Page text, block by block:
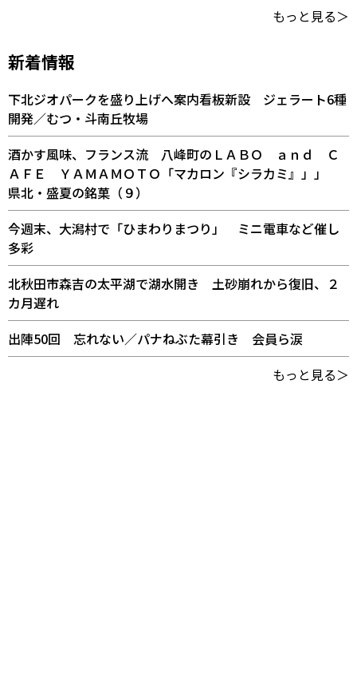
もっと見る＞
新着情報
下北ジオパークを盛り上げへ案内看板新設 ジェラート6種
開発／むつ・斗南丘牧場
酒かす風味、フランス流 八峰町のＬＡＢＯ ａｎｄ Ｃ
ＡＦＥ ＹＡＭＡＭＯＴＯ「マカロン『シラカミ』」」
県北・盛夏の銘菓（９）
今週末、大潟村で「ひまわりまつり」 ミニ電車など催し
多彩
北秋田市森吉の太平湖で湖水開き 土砂崩れから復旧、２
カ月遅れ
出陣50回 忘れない／パナねぶた幕引き 会員ら涙
もっと見る＞